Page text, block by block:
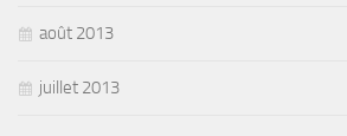
août 2013
juillet 2013